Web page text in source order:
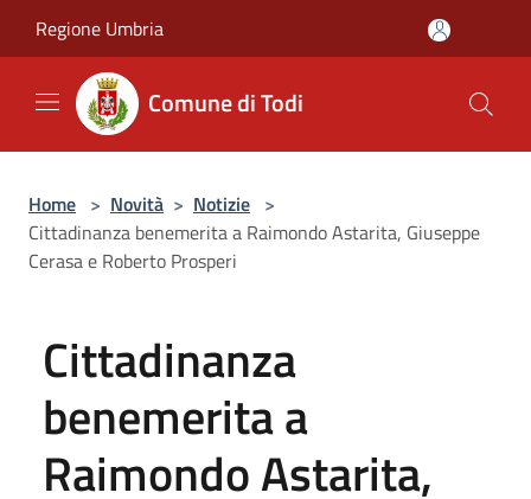
Regione Umbria
Comune di Todi
Home > Novità > Notizie >
Cittadinanza benemerita a Raimondo Astarita, Giuseppe
Cerasa e Roberto Prosperi
Cittadinanza
benemerita a
Raimondo Astarita,